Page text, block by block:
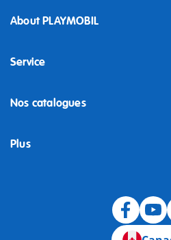
About PLAYMOBIL
Service
Nos catalogues
Plus